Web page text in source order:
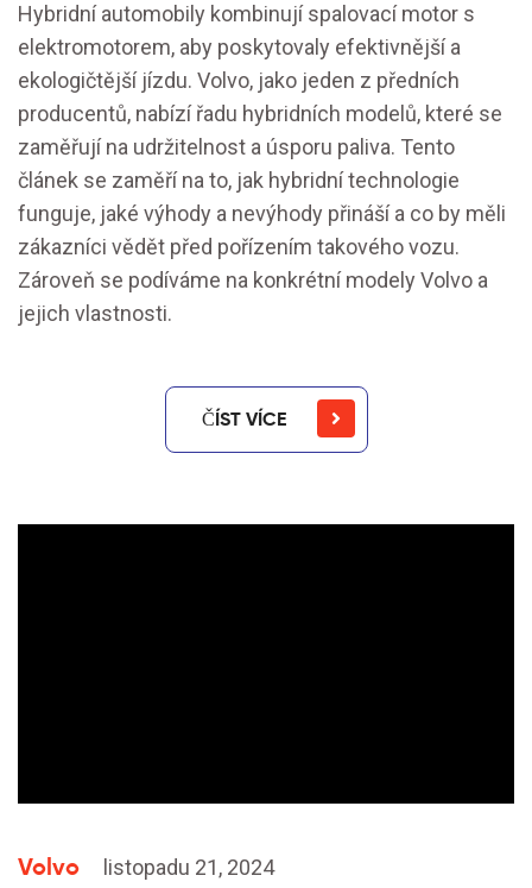
Hybridní automobily kombinují spalovací motor s
elektromotorem, aby poskytovaly efektivnější a
ekologičtější jízdu. Volvo, jako jeden z předních
producentů, nabízí řadu hybridních modelů, které se
zaměřují na udržitelnost a úsporu paliva. Tento
článek se zaměří na to, jak hybridní technologie
funguje, jaké výhody a nevýhody přináší a co by měli
zákazníci vědět před pořízením takového vozu.
Zároveň se podíváme na konkrétní modely Volvo a
jejich vlastnosti.
ČÍST VÍCE
Volvo listopadu 21, 2024